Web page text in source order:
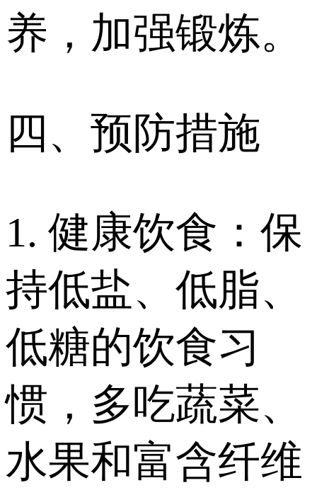
养，加强锻炼。
四、预防措施
1. 健康饮食：保
持低盐、低脂、
低糖的饮食习
惯，多吃蔬菜、
水果和富含纤维